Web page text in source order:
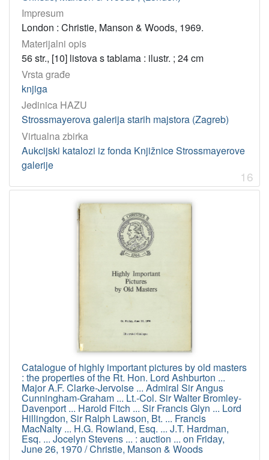
Impresum
London : Christie, Manson & Woods, 1969.
Materijalni opis
56 str., [10] listova s tablama : ilustr. ; 24 cm
Vrsta građe
knjiga
Jedinica HAZU
Strossmayerova galerija starih majstora (Zagreb)
Virtualna zbirka
Aukcijski katalozi iz fonda Knjižnice Strossmayerove
galerije
16
Catalogue of highly important pictures by old masters
: the properties of the Rt. Hon. Lord Ashburton ...
Major A.F. Clarke-Jervoise ... Admiral Sir Angus
Cunningham-Graham ... Lt.-Col. Sir Walter Bromley-
Davenport ... Harold Fitch ... Sir Francis Glyn ... Lord
Hillingdon, Sir Ralph Lawson, Bt. ... Francis
MacNalty ... H.G. Rowland, Esq. ... J.T. Hardman,
Esq. ... Jocelyn Stevens ... : auction ... on Friday,
June 26, 1970 / Christie, Manson & Woods